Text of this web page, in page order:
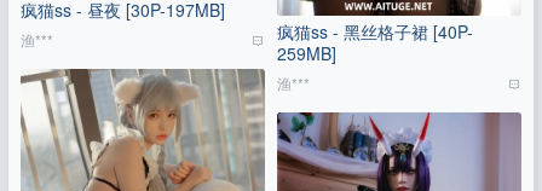
疯猫ss - 昼夜 [30P-197MB]
渔***
疯猫ss - 黑丝格子裙 [40P-
259MB]
渔***